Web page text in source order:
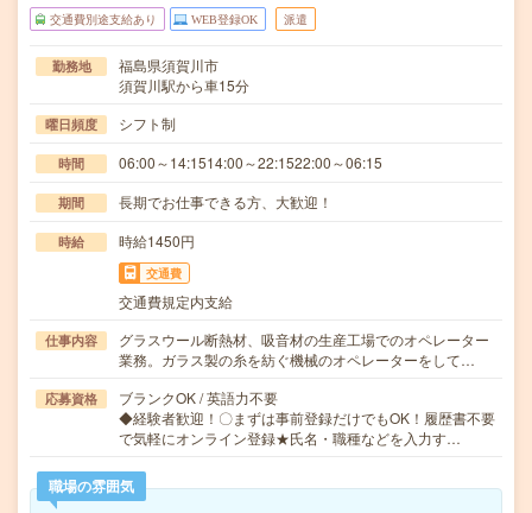
交通費別途支給あり WEB登録OK 派遣
勤務地
福島県須賀川市
須賀川駅から車15分
曜日頻度 シフト制
時間 06:00～14:1514:00～22:1522:00～06:15
期間 長期でお仕事できる方、大歓迎！
時給 時給1450円
交通費
交通費規定内支給
仕事内容
グラスウール断熱材、吸音材の生産工場でのオペレーター
業務。ガラス製の糸を紡ぐ機械のオペレーターをして…
応募資格
ブランクOK / 英語力不要
◆経験者歓迎！〇まずは事前登録だけでもOK！履歴書不要
で気軽にオンライン登録★氏名・職種などを入力す…
職場の雰囲気